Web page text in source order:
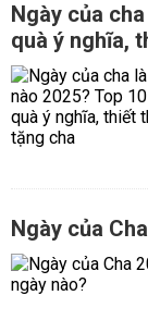
Ngày của
quà ý nghĩa,
Ngày của